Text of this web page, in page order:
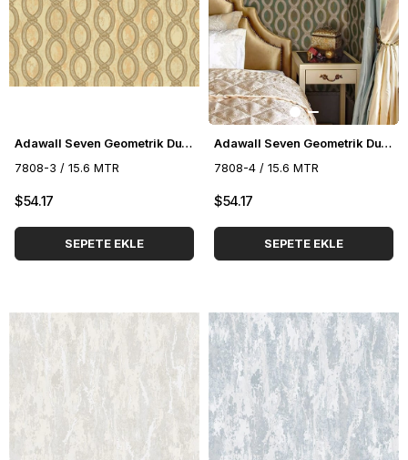
Adawall Seven Geometrik Duvar Kağıdı 7808-3
7808-3 / 15.6 MTR
$54.17
SEPETE EKLE
Adawall Seven Geometrik Duvar Kağıdı 7808-4
7808-4 / 15.6 MTR
$54.17
SEPETE EKLE